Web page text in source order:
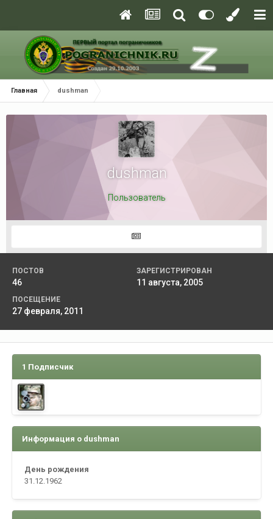
Главная dushman
dushman
Пользователь
ПОСТОВ
46
ЗАРЕГИСТРИРОВАН
11 августа, 2005
ПОСЕЩЕНИЕ
27 февраля, 2011
1 Подписчик
Информация о dushman
День рождения
31.12.1962